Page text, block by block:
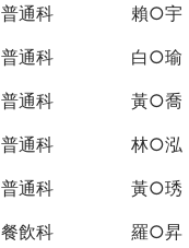
普通科
賴○宇
普通科
白○瑜
普通科
黃○喬
普通科
林○泓
普通科
黃○琇
餐飲科
羅○昇